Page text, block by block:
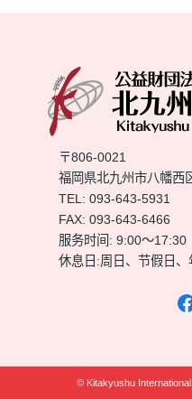
〒806-0021
福岡県北九州市八幡西
TEL: 093-643-5931
FAX: 093-643-6466
服务时间: 9:00～17:30
休息日:周日、节假日、
© Kitakyushu